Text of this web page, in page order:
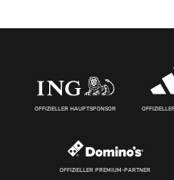
OFFIZIELLER HAUPTSPONSOR
OFFIZIELLER PREMIUM-PARTNER